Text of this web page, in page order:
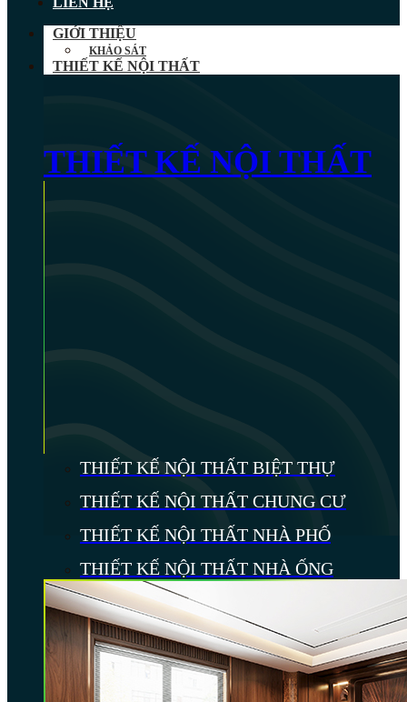
GIỚI THIỆU
KHẢO SÁT
THIẾT KẾ NỘI THẤT
THIẾT KẾ NỘI THẤT
THIẾT KẾ NỘI THẤT BIỆT THỰ
THIẾT KẾ NỘI THẤT CHUNG CƯ
THIẾT KẾ NỘI THẤT NHÀ PHỐ
THIẾT KẾ NỘI THẤT NHÀ ỐNG